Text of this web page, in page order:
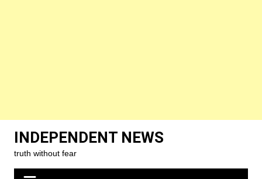
content
INDEPENDENT NEWS
truth without fear